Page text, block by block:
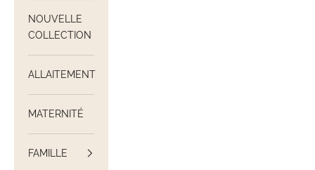
NOUVELLE
COLLECTION
ALLAITEMENT
MATERNITÉ
FAMILLE